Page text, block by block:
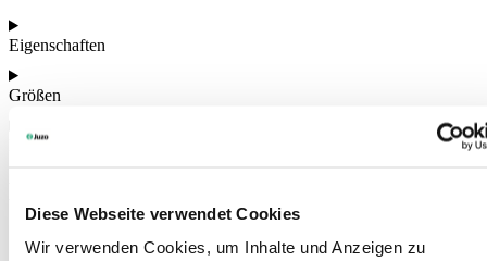
Diese Webseite verwendet Cookies
Wir verwenden Cookies, um Inhalte und Anzeigen zu
Eigenschaften
Größen
Richtiges Anziehen